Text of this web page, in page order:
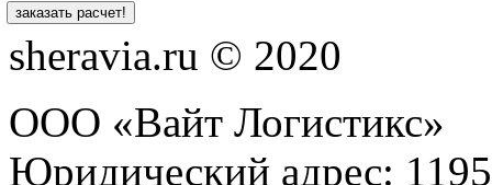
sheravia.ru © 2020
ООО «Вайт Логистикс»
Юридический адрес: